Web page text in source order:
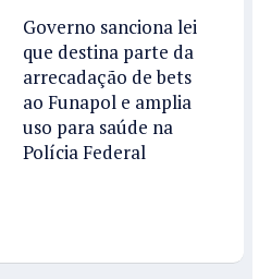
Governo sanciona lei
que destina parte da
arrecadação de bets
ao Funapol e amplia
uso para saúde na
Polícia Federal